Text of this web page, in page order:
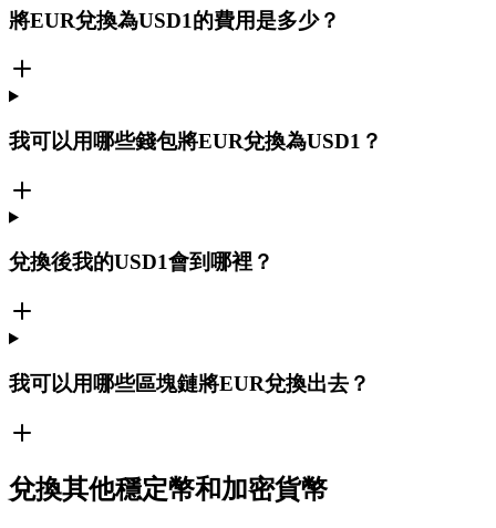
將EUR兌換為USD1的費用是多少？
我可以用哪些錢包將EUR兌換為USD1？
兌換後我的USD1會到哪裡？
我可以用哪些區塊鏈將EUR兌換出去？
兌換其他穩定幣和加密貨幣